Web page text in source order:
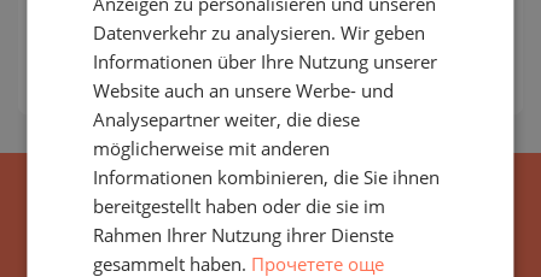
Gebäudeklasse: Standard
66 751-157 122€
Preise pro m²:
1 090 - 1 290 €/m2
GERMAN
FRENCH
ROMANIAN
Datenverkehr zu analysieren. Wir geben
Informationen über Ihre Nutzung unserer
Website auch an unsere Werbe- und
Analysepartner weiter, die diese
möglicherweise mit anderen
Informationen kombinieren, die Sie ihnen
bereitgestellt haben oder die sie im
Rahmen Ihrer Nutzung ihrer Dienste
gesammelt haben. Прочетете още